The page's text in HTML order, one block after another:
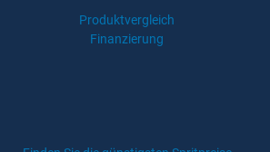
Produktvergleich
Finanzierung